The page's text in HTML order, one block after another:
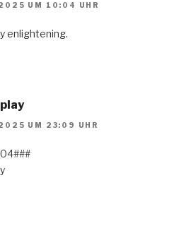
UM 10:04 UHR
enlightening.
UM 23:09 UHR